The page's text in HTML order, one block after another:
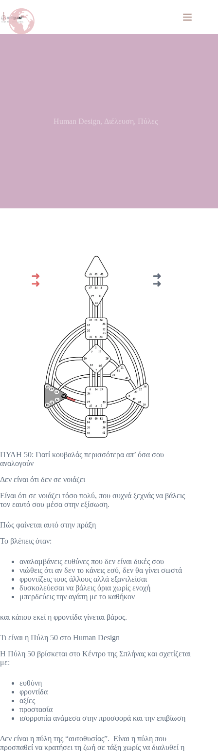
Human Design, Διέλευση, Πύλες
ΠΥΛΗ 50: Γιατί κουβαλάς περισσότερα απ’ όσα σου
αναλογούν
Δεν είναι ότι δεν σε νοιάζει
Είναι ότι σε νοιάζει τόσο πολύ, που συχνά ξεχνάς να βάλεις
τον εαυτό σου μέσα στην εξίσωση.
Πώς φαίνεται αυτό στην πράξη
Το βλέπεις όταν:
αναλαμβάνεις ευθύνες που δεν είναι δικές σου
νιώθεις ότι αν δεν το κάνεις εσύ, δεν θα γίνει σωστά
φροντίζεις τους άλλους αλλά εξαντλείσαι
δυσκολεύεσαι να βάλεις όρια χωρίς ενοχή
μπερδεύεις την αγάπη με το καθήκον
και κάπου εκεί η φροντίδα γίνεται βάρος.
Τι είναι η Πύλη 50 στο Human Design
Η Πύλη 50 βρίσκεται στο Κέντρο της Σπλήνας και σχετίζεται
με:
ευθύνη
φροντίδα
αξίες
προστασία
ισορροπία ανάμεσα στην προσφορά και την επιβίωση
Δεν είναι η πύλη της “αυτοθυσίας”. Είναι η πύλη που
προσπαθεί να κρατήσει τη ζωή σε τάξη χωρίς να διαλυθεί η